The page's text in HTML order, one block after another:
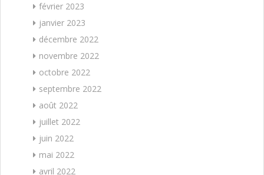
février 2023
janvier 2023
décembre 2022
novembre 2022
octobre 2022
septembre 2022
août 2022
juillet 2022
juin 2022
mai 2022
avril 2022